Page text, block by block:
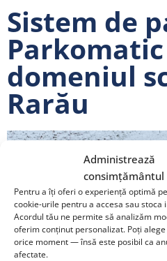
Administrează
consimțământul
Pentru a îți oferi o experiență optimă
cookie-urile pentru a accesa sau
Acordul tău ne permite să analizăm
oferim conținut personalizat. Poți
orice moment — însă este posibil ca
afectate.
Sistem de
domeniul
Rarău